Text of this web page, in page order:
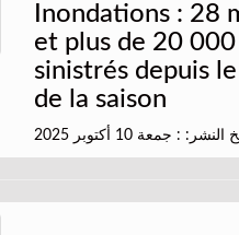
Inondations : 28
et plus de 20 000
sinistrés depuis
de la saison
النشر: : جمعة 10 أكتوبر 2025